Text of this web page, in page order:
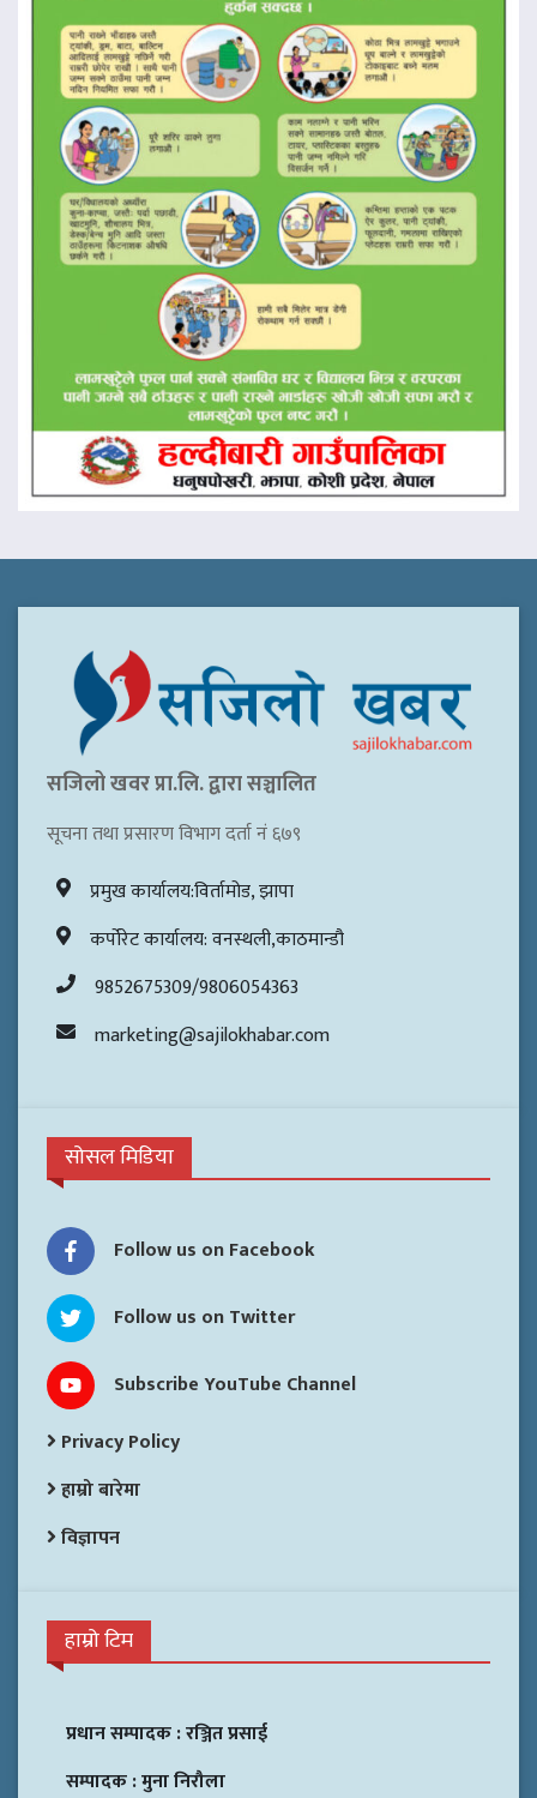
सजिलो खवर प्रा.लि. द्वारा सञ्चालित
सूचना तथा प्रसारण विभाग दर्ता नं ६७९
प्रमुख कार्यालय:विर्तामोड, झापा
कर्पोरेट कार्यालय: वनस्थली,काठमान्डौ
9852675309/9806054363
marketing@sajilokhabar.com
सोसल मिडिया
Follow us on Facebook
Follow us on Twitter
Subscribe YouTube Channel
Privacy Policy
हाम्रो बारेमा
विज्ञापन
हाम्रो टिम
प्रधान सम्पादक :रञ्जित प्रसाई
सम्पादक :मुना निरौला